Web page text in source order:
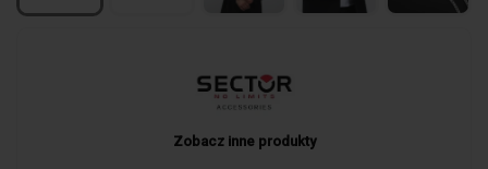
Zobacz inne produkty